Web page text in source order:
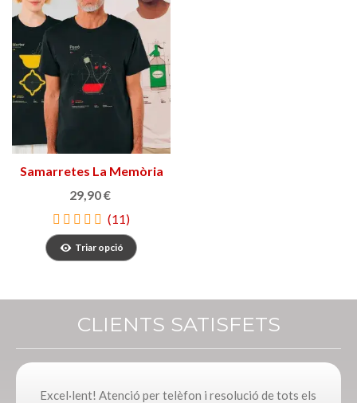
Samarretes La Memòria
dels Objectes
29,90 €
(11)
Triar opció
CLIENTS SATISFETS
Excel·lent! Atenció per telèfon i resolució de tots els